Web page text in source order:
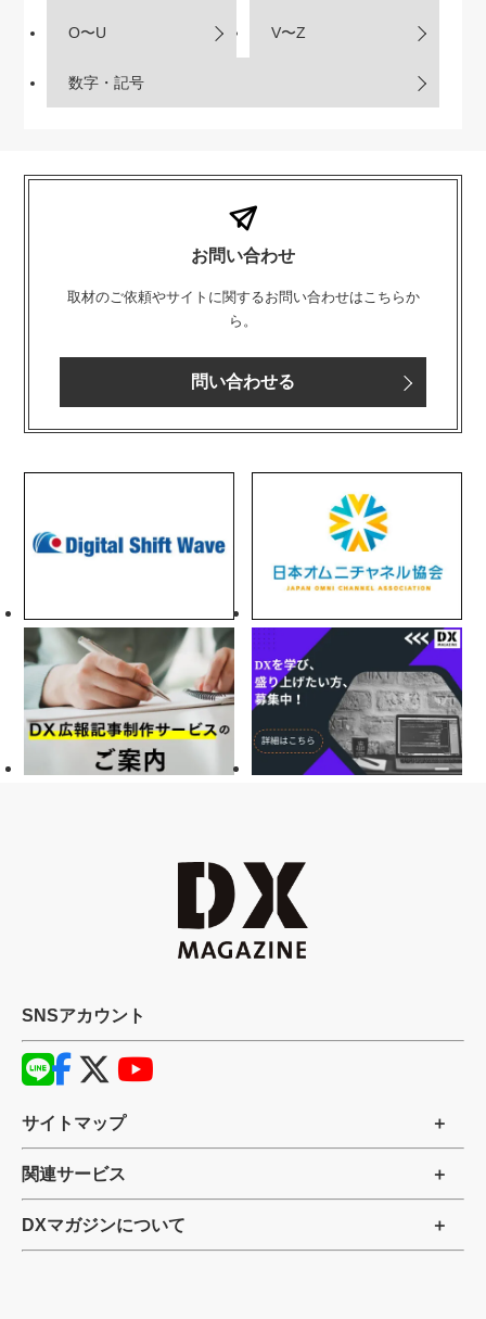
O〜U V〜Z
数字・記号
お問い合わせ
取材のご依頼やサイトに関するお問い合わせはこちらか
ら。
問い合わせる
SNSアカウント
サイトマップ
関連サービス
DXマガジンについて